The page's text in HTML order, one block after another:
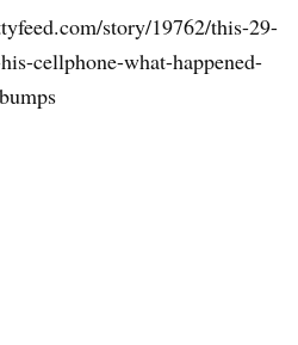
story/19762/this-29-
cellphone-what-happened-